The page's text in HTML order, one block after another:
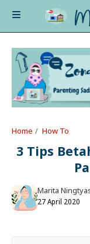
About Me
Contact
Asah-Asih-Asuh
Profil
Tips
Celotehku
Poe-Fict
Beauty&Fashion
Health
Home How To
3 Tips
Marita
27 April 2020